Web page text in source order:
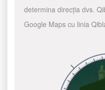
determina direcția dvs.
Google Maps cu linia